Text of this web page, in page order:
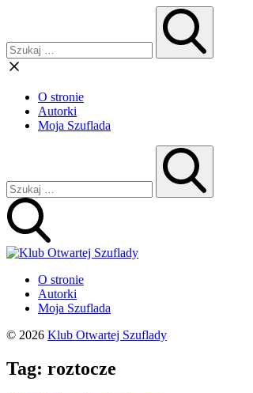
O stronie
Autorki
Moja Szuflada
O stronie
Autorki
Moja Szuflada
© 2026 Klub Otwartej Szuflady
Tag: roztocze